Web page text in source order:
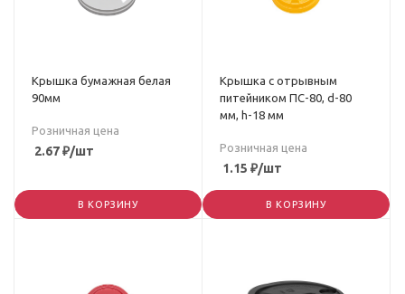
Крышка бумажная белая
90мм
Розничная цена
2.67₽/шт
В КОРЗИНУ
Крышка с отрывным
питейником ПС-80, d-80
мм, h-18 мм
Розничная цена
1.15 ₽/шт
В КОРЗИНУ